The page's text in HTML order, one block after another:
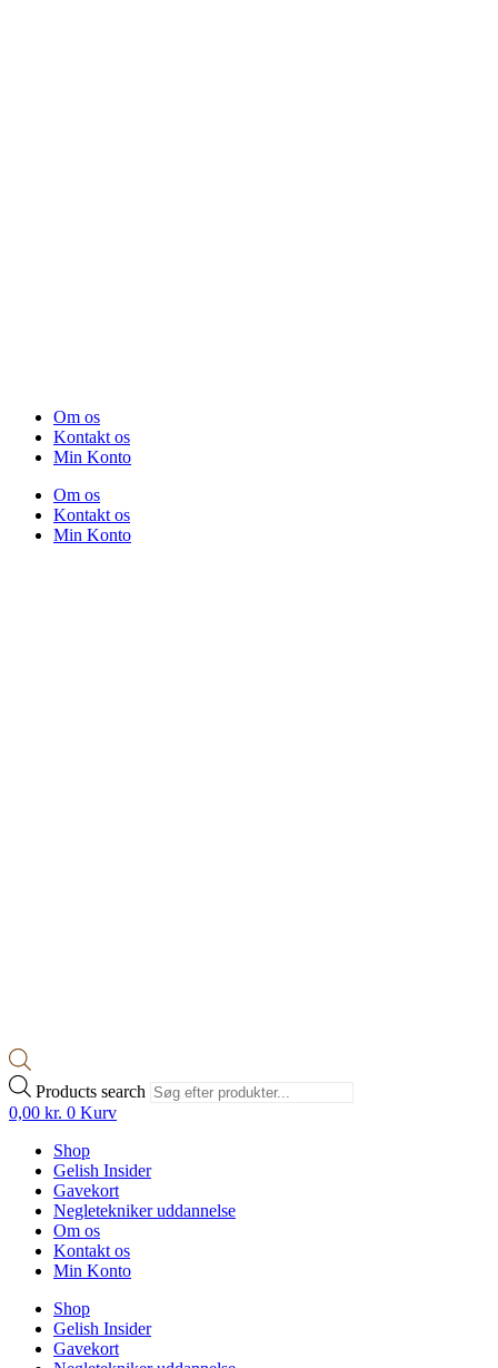
Om os
Kontakt os
Min Konto
Om os
Kontakt os
Min Konto
Products search
0,00 kr. 0 Kurv
Shop
Gelish Insider
Gavekort
Negletekniker uddannelse
Om os
Kontakt os
Min Konto
Shop
Gelish Insider
Gavekort